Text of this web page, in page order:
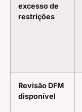
excesso de
restrições
Revisão DFM
disponível